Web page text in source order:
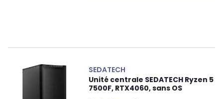
SEDATECH
Unité centrale SEDATECH Ryzen 5
7500F, RTX4060, sans OS